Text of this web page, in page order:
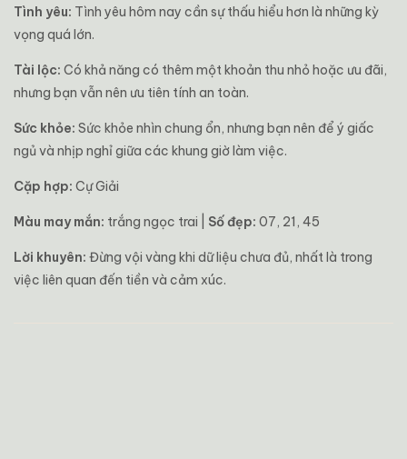
Tình yêu: Tình yêu hôm nay cần sự thấu hiểu hơn là những kỳ
vọng quá lớn.
Tài lộc: Có khả năng có thêm một khoản thu nhỏ hoặc ưu đãi,
nhưng bạn vẫn nên ưu tiên tính an toàn.
Sức khỏe: Sức khỏe nhìn chung ổn, nhưng bạn nên để ý giấc
ngủ và nhịp nghỉ giữa các khung giờ làm việc.
Cặp hợp: Cự Giải
Màu may mắn: trắng ngọc trai | Số đẹp: 07, 21, 45
Lời khuyên: Đừng vội vàng khi dữ liệu chưa đủ, nhất là trong
việc liên quan đến tiền và cảm xúc.